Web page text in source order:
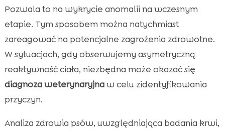
Pozwala to na wykrycie anomalii na wczesnym
etapie. Tym sposobem można natychmiast
zareagować na potencjalne zagrożenia zdrowotne.
W sytuacjach, gdy obserwujemy asymetryczną
reaktywność ciała, niezbędna może okazać się
diagnoza weterynaryjnaw celu zidentyfikowania
przyczyn.
Analiza zdrowia psów, uwzględniająca badania krwi,